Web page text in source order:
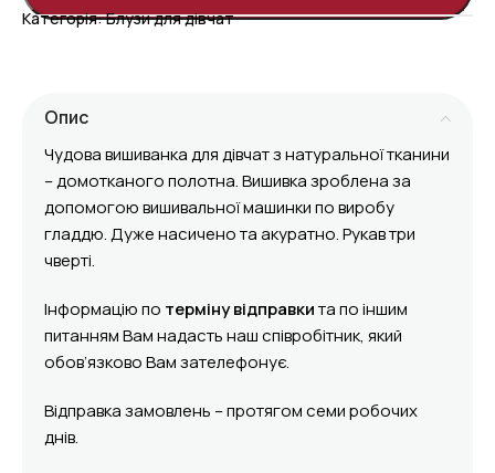
Категорія:Блузи для дівчат
Опис
Чудова вишиванка для дівчат з натуральної тканини
– домотканого полотна. Вишивка зроблена за
допомогою вишивальної машинки по виробу
гладдю. Дуже насичено та акуратно. Рукав три
чверті.
Інформацію по терміну відправкита по іншим
питанням Вам надасть наш співробітник, який
обов’язково Вам зателефонує.
Відправка замовлень – протягом семи робочих
днів.